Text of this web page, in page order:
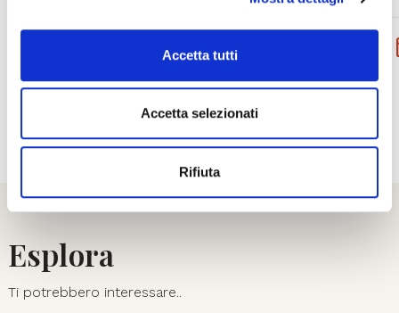
Accetta tutti
Accetta selezionati
Rifiuta
MAR 01.09.2026
Esplora
Ti potrebbero interessare..